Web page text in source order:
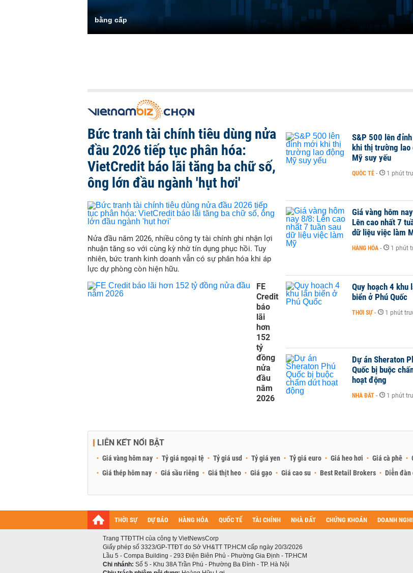
bằng cấp
Bức tranh tài chính tiêu dùng nửa
đầu 2026 tiếp tục phân hóa:
VietCredit báo lãi tăng ba chữ số,
ông lớn đầu ngành 'hụt hơi'
Nửa đầu năm 2026, nhiều công ty tài chính ghi nhận lợi
nhuận tăng so với cùng kỳ nhờ tín dụng phục hồi. Tuy
nhiên, bức tranh kinh doanh vẫn có sự phân hóa khi áp
lực dự phòng còn hiện hữu.
FE
Credit
báo
lãi
hơn
152
tỷ
đồng
nửa
đầu
năm
2026
S&P 500 lên
khi thị trường lao
Mỹ suy yếu
QUỐC TẾ - 1 phút
Giá vàng hôm
Lên cao nhất 7
dữ liệu việc làm
HÀNG HÓA - 1 phút
Quy hoạch 4 khu
biển ở Phú Quốc
THỜI SỰ - 1 phút
Dự án Sheraton
Quốc bị buộc
hoạt động
NHÀ ĐẤT - 1 phút
LIÊN KẾT NỔI BẬT
Giá vàng hôm nay Tỷ giá ngoại tệ Tỷ giá usd Tỷ giá yen Tỷ giá euro Giá heo hơi Giá cà phê
Giá thép hôm nay
Giá sầu riêng Giá thịt heo Giá gạo Giá cao su Best Retail Brokers Diễn đàn
THỜI SỰ DỰ BÁO HÀNG HÓA QUỐC TẾ TÀI CHÍNH NHÀ ĐẤT CHỨNG KHOÁN DOANH
Trang TTĐTTH của công ty VietNewsCorp
Giấy phép số 3323/GP-TTĐT do Sở VH&TT TP.HCM cấp ngày 20/3/2026
Lầu 5 - Compa Building - 293 Điện Biên Phủ - Phường Gia Định - TP.HCM
Chi nhánh: Số 5 - Khu 38A Trần Phú - Phường Ba Đình - TP. Hà Nội